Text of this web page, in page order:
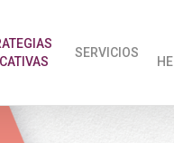
SERVICIOS